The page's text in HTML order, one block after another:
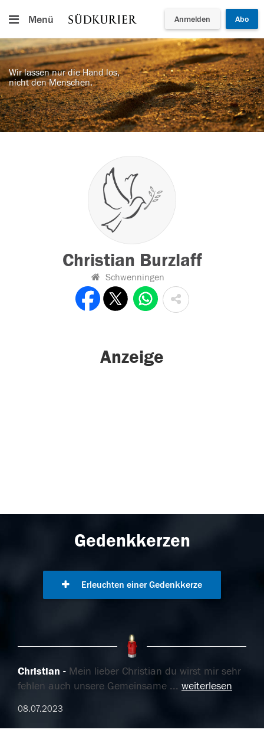
Menü Anmelden Abo
Wir lassen nur die Hand los,
nicht den Menschen.
Christian Burzlaff
Schwenningen
Anzeige
Gedenkkerzen
Erleuchten einer Gedenkkerze
Christian
Mein lieber Christian du wirst mir sehr
fehlen auch unsere Gemeinsame ... weiterlesen
08.07.2023